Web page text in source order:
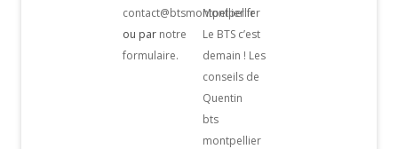
contact@btsmontpellier.fr
ou par notre
formulaire.
Montpellier
Le BTS c’est
demain ! Les
conseils de
Quentin
bts
montpellier